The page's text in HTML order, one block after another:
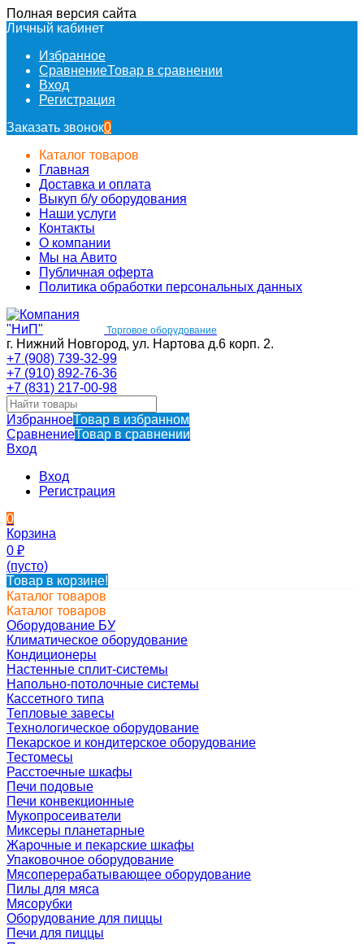
Полная версия сайта
Личный кабинет
Избранное
СравнениеТовар в сравнении
Вход
Регистрация
Заказать звонок0
Каталог товаров
Главная
Доставка и оплата
Выкуп б/у оборудования
Наши услуги
Контакты
О компании
Мы на Авито
Публичная оферта
Политика обработки персональных данных
Торговое оборудование
г. Нижний Новгород, ул. Нартова д.6 корп. 2.
+7 (908) 739-32-99
+7 (910) 892-76-36
+7 (831) 217-00-98
ИзбранноеТовар в избранном
СравнениеТовар в сравнении
Вход
Вход
Регистрация
0
Корзина
0 ₽
(пусто)
Товар в корзине!
Каталог товаров
Каталог товаров
Оборудование БУ
Климатическое оборудование
Кондиционеры
Настенные сплит-системы
Напольно-потолочные системы
Кассетного типа
Тепловые завесы
Технологическое оборудование
Пекарское и кондитерское оборудование
Тестомесы
Расстоечные шкафы
Печи подовые
Печи конвекционные
Мукопросеиватели
Миксеры планетарные
Жарочные и пекарские шкафы
Упаковочное оборудование
Мясоперерабатывающее оборудование
Пилы для мяса
Мясорубки
Оборудование для пиццы
Печи для пиццы